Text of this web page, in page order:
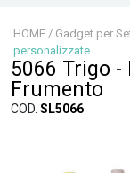
HOME / Gadget per
personalizzate
5066 Trigo -
Frumento
COD. SL5066